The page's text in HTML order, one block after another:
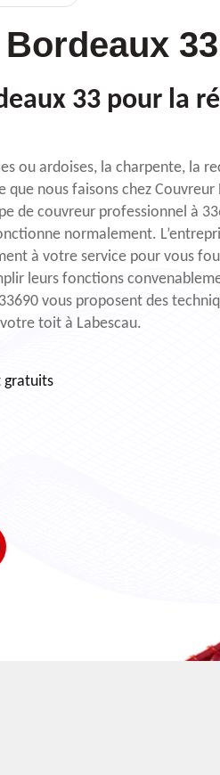
33
33 pour la
ou ardoises, la charpente, la
que nous faisons chez
de couvreur professionnel à
normalement.
à votre service pour vous
leurs fonctions
vous proposent des
toit à Labescau.
gratuits